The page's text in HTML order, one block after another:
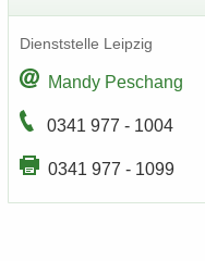
Dienst­stel­le Leip­zig
Mandy Peschang
0341 977 - 1004
0341 977 - 1099